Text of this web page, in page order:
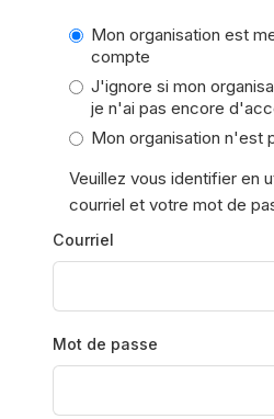
Mon organisation est
compte
J'ignore si mon
je n'ai pas encore
Mon organisation n'est
Veuillez vous identifier en
courriel et votre mot de
Courriel
Mot de passe